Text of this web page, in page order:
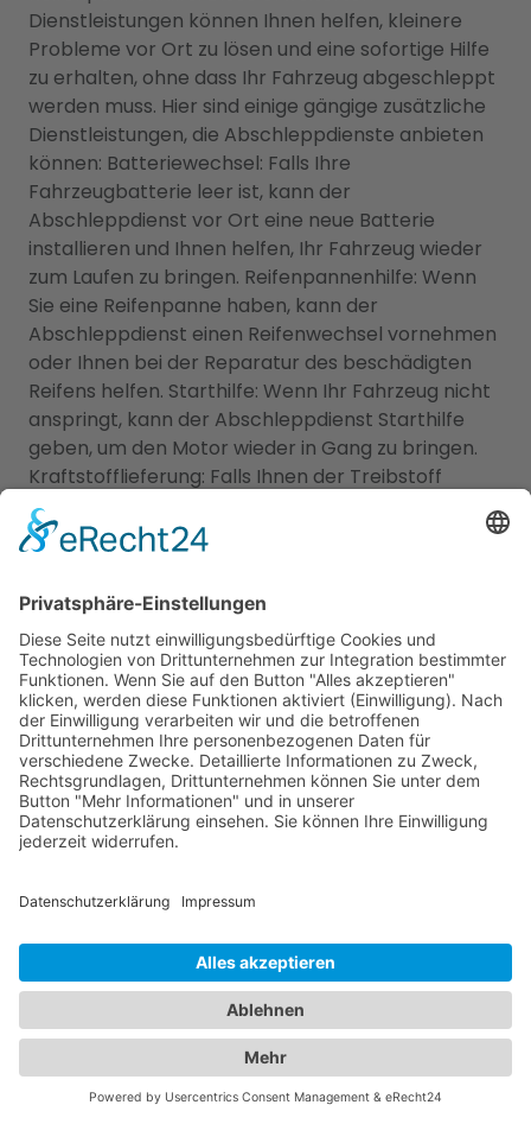
Dienstleistungen können Ihnen helfen, kleinere
Probleme vor Ort zu lösen und eine sofortige Hilfe
zu erhalten, ohne dass Ihr Fahrzeug abgeschleppt
werden muss. Hier sind einige gängige zusätzliche
Dienstleistungen, die Abschleppdienste anbieten
können: Batteriewechsel: Falls Ihre
Fahrzeugbatterie leer ist, kann der
Abschleppdienst vor Ort eine neue Batterie
installieren und Ihnen helfen, Ihr Fahrzeug wieder
zum Laufen zu bringen. Reifenpannenhilfe: Wenn
Sie eine Reifenpanne haben, kann der
Abschleppdienst einen Reifenwechsel vornehmen
oder Ihnen bei der Reparatur des beschädigten
Reifens helfen. Starthilfe: Wenn Ihr Fahrzeug nicht
anspringt, kann der Abschleppdienst Starthilfe
geben, um den Motor wieder in Gang zu bringen.
Kraftstofflieferung: Falls Ihnen der Treibstoff
ausgegangen ist, kann der Abschleppdienst vor
Ort Kraftstoff liefern, damit Sie Ihre Fahrt
nicht alle Abschleppdienste diese zusätzlichen
Dienstleistungen anbieten. Daher sollten Sie bei
Bedarf nachfragen und sich über die verfügbaren
Dienstleistungen informieren, um sicherzustellen,
dass Ihre spezifischen Anforderungen erfüllt
werden können.
Fahrzeugpannen und
Übernachtungen: Die perfekte
Kombination von
Abschleppdiensten und Hotels
nicht nur alle Informationen zu zuverlässigen
Abschleppdiensten, sondern auch eine Vielzahl an
Optionen für Ihren nächsten Hotelaufenthalt in
einemHotel Weisweil (Breisgau). Wir verstehen,
dass sowohl die Sicherheit Ihres Fahrzeugs als
auch der Komfort Ihrer Unterkunft von großer